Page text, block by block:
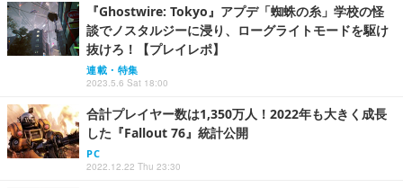
『Ghostwire: Tokyo』アプデ「蜘蛛の糸」学校の怪
談でノスタルジーに浸り、ローグライトモードを駆け
抜けろ！【プレイレポ】
連載・特集
2023.5.6 Sat 18:00
合計プレイヤー数は1,350万人！2022年も大きく成長
した『Fallout 76』統計公開
PC
2022.12.22 Thu 23:30